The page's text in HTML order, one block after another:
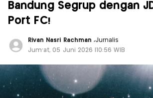
Bandung Segrup dengan
Port FC!
Rivan Nasri Rachman ,Jurnalis
Jum'at, 05 Juni 2026 |10:56 WIB